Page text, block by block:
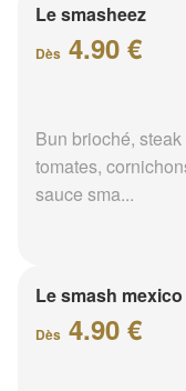
Le smasheez
Dès 4.90 €
Bun brioché,
tomates,
sauce sma...
Le smash mexico
Dès 4.90 €